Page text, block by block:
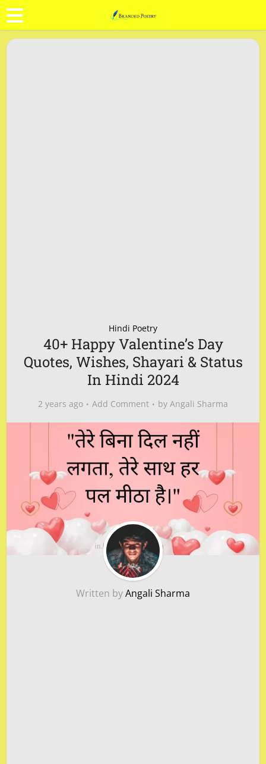
Hindi Poetry
40+ Happy Valentine’s Day
Quotes, Wishes, Shayari & Status
In Hindi 2024
2 years ago Add Comment by Angali Sharma
Written byAngali Sharma